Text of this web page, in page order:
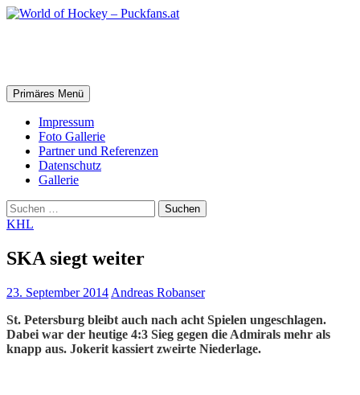
Zum
Suchen
Primäres Menü
Impressum
Foto Gallerie
Partner und Referenzen
Datenschutz
Gallerie
Suchen
nach:
KHL
SKA siegt weiter
23. September 2014 Andreas Robanser
St. Petersburg bleibt auch nach acht Spielen ungeschlagen.
Dabei war der heutige 4:3 Sieg gegen die Admirals mehr als
knapp aus. Jokerit kassiert zweirte Niederlage.